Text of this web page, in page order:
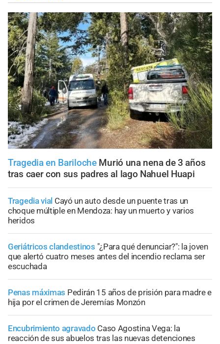
Tragedia en Bariloche Murió una nena de 3 años
tras caer con sus padres al lago Nahuel Huapi
Tragedia vial Cayó un auto desde un puente tras un
choque múltiple en Mendoza: hay un muerto y varios
heridos
Geriátricos clandestinos "¿Para qué denunciar?": la joven
que alertó cuatro meses antes del incendio reclama ser
escuchada
Penas máximas Pedirán 15 años de prisión para madre e
hija por el crimen de Jeremías Monzón
Encubrimiento agravado Caso Agostina Vega: la
reacción de sus abuelos tras las nuevas detenciones